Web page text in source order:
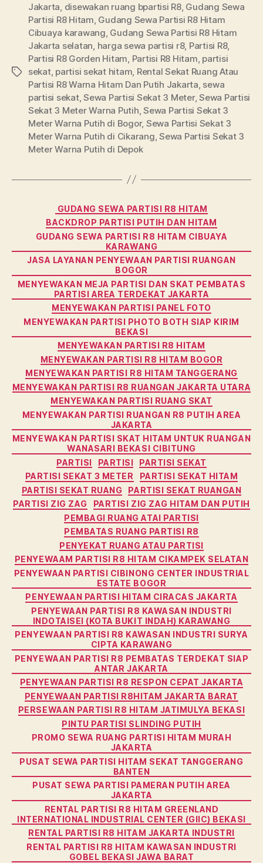
Tags
Jakarta disewakan ruang bpartisi R8, Gudang Sewa
Partisi R8 Hitam Gudang Sewa Partisi R8 Hitam
Cibuaya karawang Gudang Sewa Partisi R8 Hitam
Jakarta selatan harga sewa partisi r8, Partisi R8,
Partisi R8 Gorden Hitam Partisi R8 Hitam partisi
sekat, partisi sekat hitam Rental Sekat Ruang Atau
Partisi R8 Warna Hitam Dan Putih Jakarta sewa
partisi sekat,Sewa Partisi Sekat 3 Meter,Sewa Partisi
Sekat 3 Meter Warna Putih ,Sewa Partisi Sekat 3
Meter Warna Putih di Bogor, Sewa Partisi Sekat 3
Meter Warna Putih di Cikarang ,Sewa Partisi Sekat 3
Meter Warna Putih di Depok
Categories
GUDANG SEWA PARTISI R8 HITAM
BACKDROP PARTISI PUTIH DAN HITAM
GUDANG SEWA PARTISI R8 HITAM CIBUAYA
KARAWANG
JASA LAYANAN PENYEWAAN PARTISI RUANGAN
BOGOR
MENYEWAKAN MEJA PARTISI DAN SKAT PEMBATAS
PARTISI AREA TERDEKAT JAKARTA
MENYEWAKAN PARTISI PANEL FOTO
MENYEWAKAN PARTISI PHOTO BOTH SIAP KIRIM
BEKASI
MENYEWAKAN PARTISI R8 HITAM
MENYEWAKAN PARTISI R8 HITAM BOGOR
MENYEWAKAN PARTISI R8 HITAM TANGGERANG
MENYEWAKAN PARTISI R8 RUANGAN JAKARTA UTARA
MENYEWAKAN PARTISI RUANG SKAT
MENYEWAKAN PARTISI RUANGAN R8 PUTIH AREA
JAKARTA
MENYEWAKAN PARTISI SKAT HITAM UNTUK RUANGAN
WANASARI BEKASI CIBITUNG
PARTISI
PARTISI
PARTISI SEKAT
PARTISI SEKAT 3 METER
PARTISI SEKAT HITAM
PARTISI SEKAT RUANG
PARTISI SEKAT RUANGAN
PARTISI ZIG ZAG
PARTISI ZIG ZAG HITAM DAN PUTIH
PEMBAGI RUANG ATAI PARTISI
PEMBATAS RUANG PARTISI R8
PENYEKAT RUANG ATAU PARTISI
PENYEWAAM PARTISI R8 HITAM CIKAMPEK SELATAN
PENYEWAAN PARTISI CIBINONG CENTER INDUSTRIAL
ESTATE BOGOR
PENYEWAAN PARTISI HITAM CIRACAS JAKARTA
PENYEWAAN PARTISI R8 KAWASAN INDUSTRI
INDOTAISEI (KOTA BUKIT INDAH) KARAWANG
PENYEWAAN PARTISI R8 KAWASAN INDUSTRI SURYA
CIPTA KARAWANG
PENYEWAAN PARTISI R8 PEMBATAS TERDEKAT SIAP
ANTAR JAKARTA
PENYEWAAN PARTISI R8 RESPON CEPAT JAKARTA
PENYEWAAN PARTISI R8HITAM JAKARTA BARAT
PERSEWAAN PARTISI R8 HITAM JATIMULYA BEKASI
PINTU PARTISI SLINDING PUTIH
PROMO SEWA RUANG PARTISI HITAM MURAH
JAKARTA
PUSAT SEWA PARTISI HITAM SEKAT TANGGERANG
BANTEN
PUSAT SEWA PARTISI PAMERAN PUTIH AREA
JAKARTA
RENTAL PARTISI R8 HITAM GREENLAND
INTERNATIONAL INDUSTRIAL CENTER (GIIC) BEKASI
RENTAL PARTISI R8 HITAM JAKARTA INDUSTRI
RENTAL PARTISI R8 HITAM KAWASAN INDUSTRI
GOBEL BEKASI JAWA BARAT